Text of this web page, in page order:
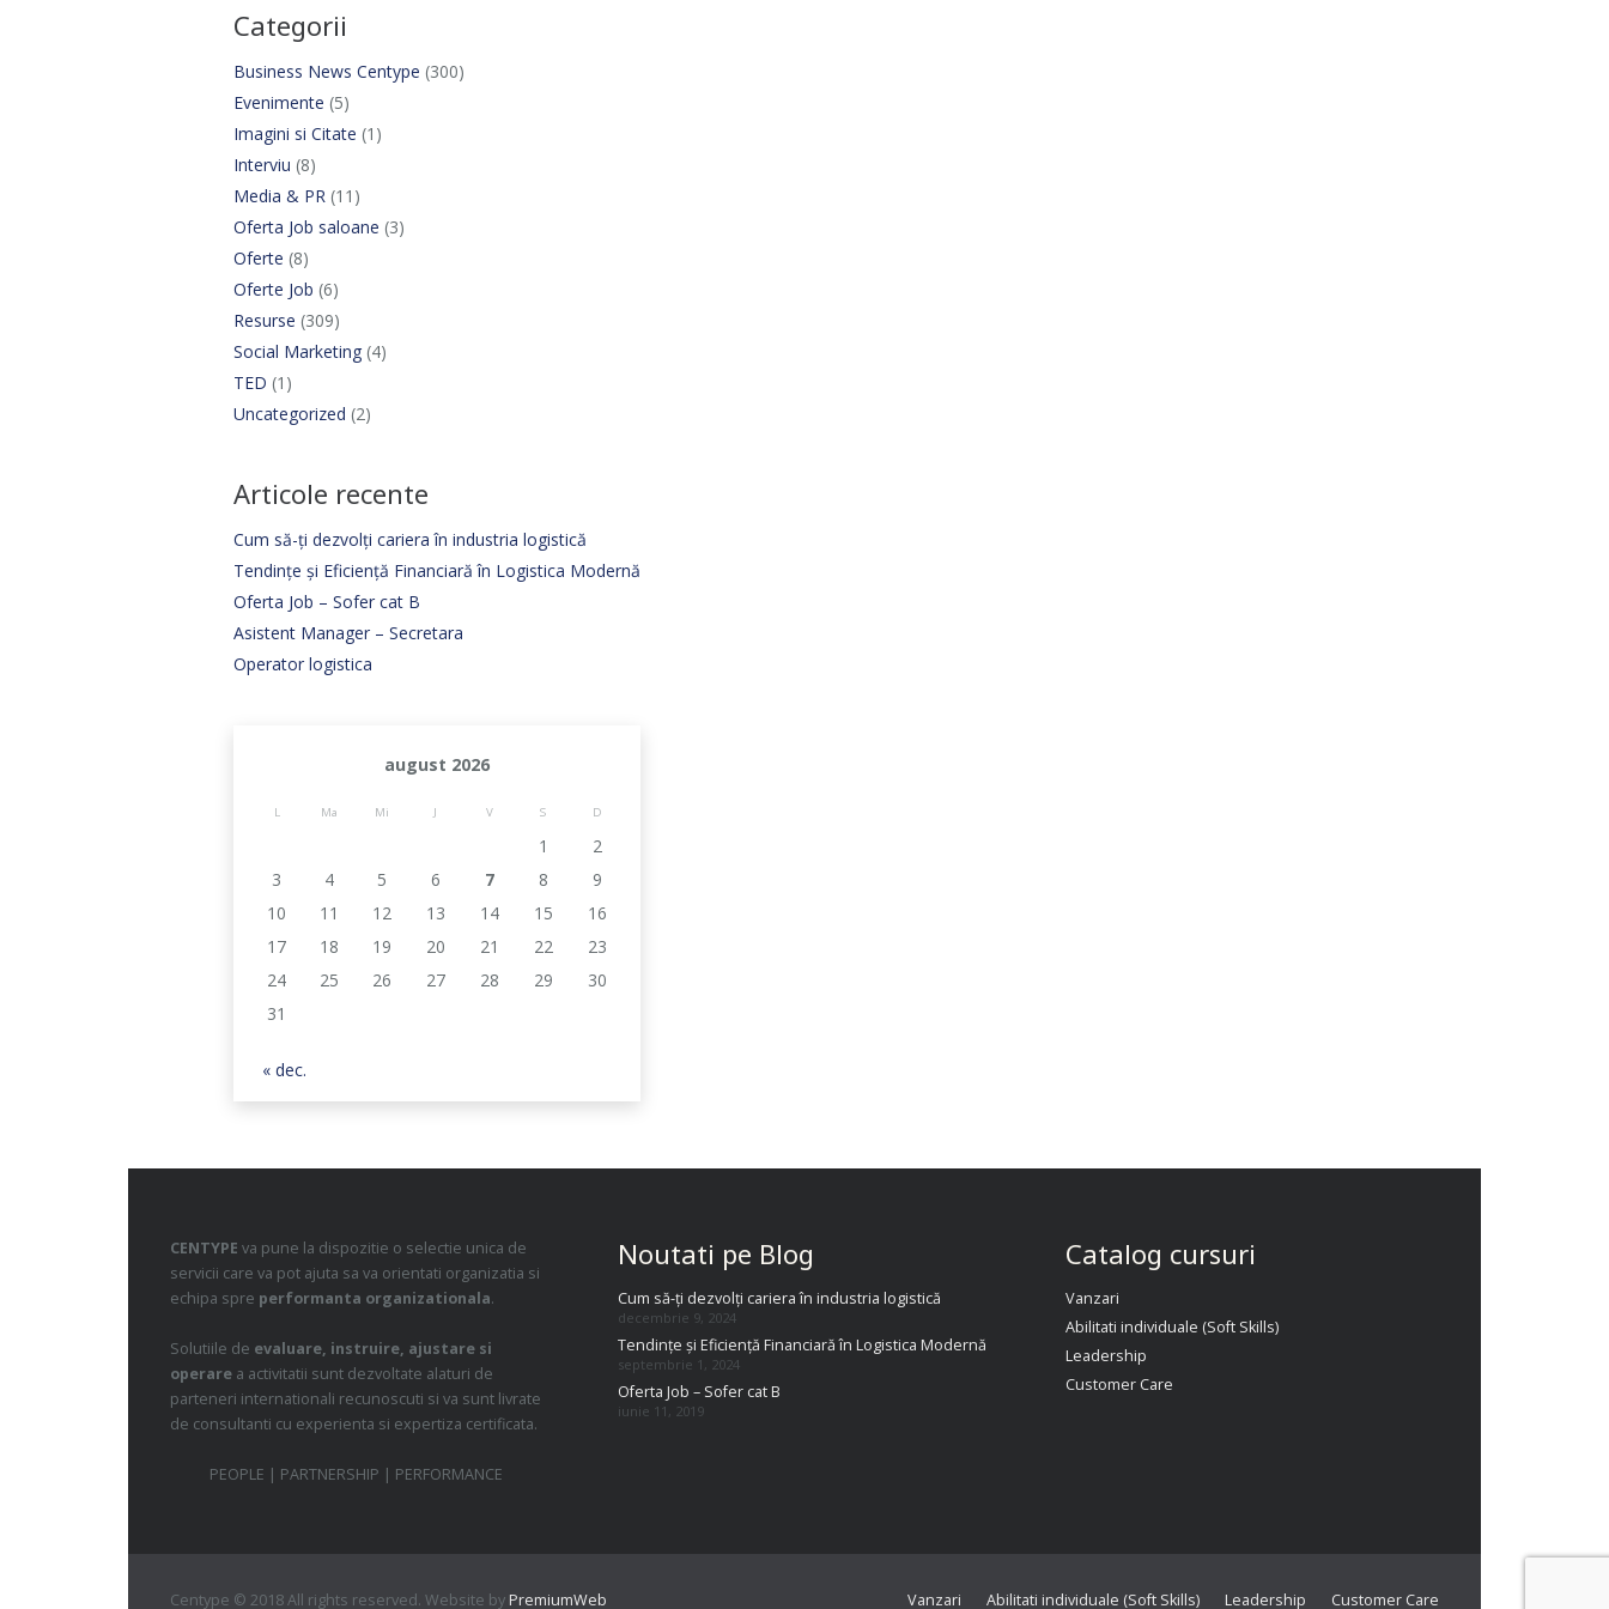
Categorii
Business News Centype (300)
Evenimente (5)
Imagini si Citate (1)
Interviu (8)
Media & PR (11)
Oferta Job saloane (3)
Oferte (8)
Oferte Job (6)
Resurse (309)
Social Marketing (4)
TED (1)
Uncategorized (2)
Articole recente
Cum să-ți dezvolți cariera în industria logistică
Tendințe și Eficiență Financiară în Logistica Modernă
Oferta Job – Sofer cat B
Asistent Manager – Secretara
Operator logistica
august 2026
L Ma Mi J V S D
1
2
3
4 5 6 7 8
9
10
11 12 13 14 15
16
17
18 19 20 21 22
23
24
25 26 27 28 29
30
31
« dec.
CENTYPE va pune la dispozitie o selectie unica de
servicii care va pot ajuta sa va orientati organizatia si
echipa spre performanta organizationala.
Solutiile de evaluare, instruire, ajustare si
operare a activitatii sunt dezvoltate alaturi de
parteneri internationali recunoscuti si va sunt livrate
de consultanti cu experienta si expertiza certificata.
PEOPLE | PARTNERSHIP | PERFORMANCE
Noutati pe Blog
Cum să-ți dezvolți cariera în industria logistică
decembrie 9, 2024
Tendințe și Eficiență Financiară în Logistica Modernă
septembrie 1, 2024
Oferta Job – Sofer cat B
iunie 11, 2019
Catalog cursuri
Vanzari
Abilitati individuale (Soft Skills)
Leadership
Customer Care
Centype © 2018 All rights reserved. Website by PremiumWeb Vanzari Abilitati individuale (Soft Skills) Leadership Customer Care